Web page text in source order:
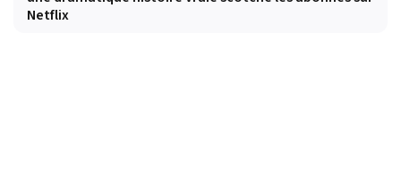
Netflix